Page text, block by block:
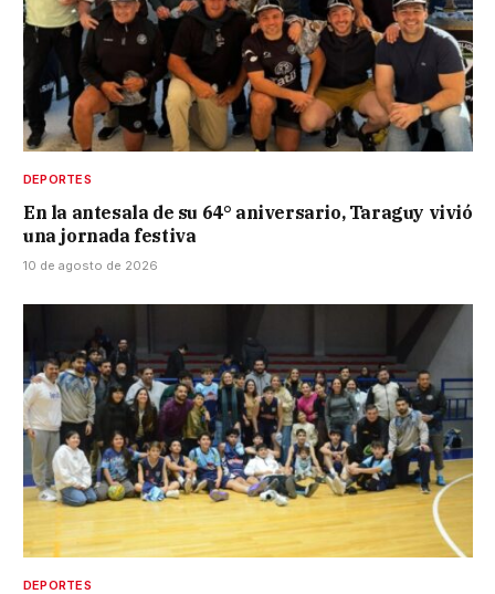
DEPORTES
En la antesala de su 64° aniversario, Taraguy vivió
una jornada festiva
10 de agosto de 2026
DEPORTES